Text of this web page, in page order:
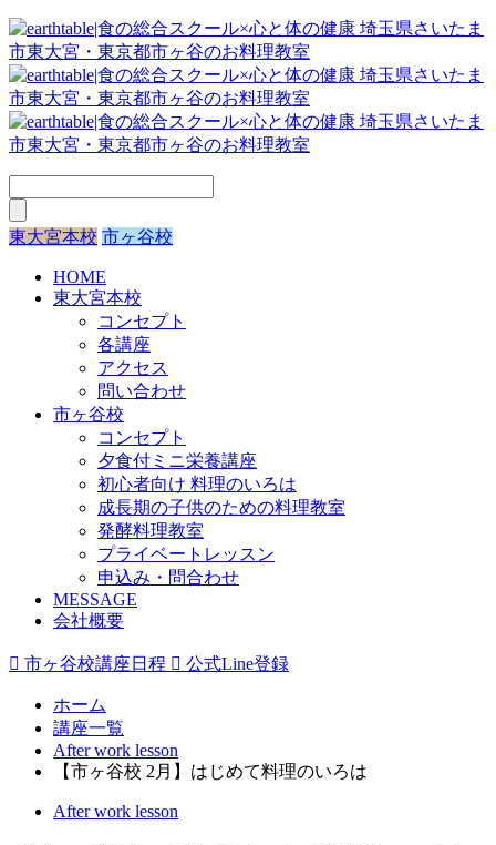
東大宮本校 市ヶ谷校
HOME
東大宮本校
コンセプト
各講座
アクセス
問い合わせ
市ヶ谷校
コンセプト
夕食付ミニ栄養講座
初心者向け 料理のいろは
成長期の子供のための料理教室
発酵料理教室
プライベートレッスン
申込み・問合わせ
MESSAGE
会社概要
 市ヶ谷校講座日程  公式Line登録
ホーム
講座一覧
After work lesson
【市ヶ谷校 2月】はじめて料理のいろは
After work lesson